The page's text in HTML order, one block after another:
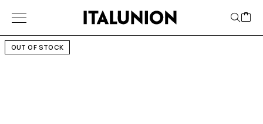
OUT OF STOCK